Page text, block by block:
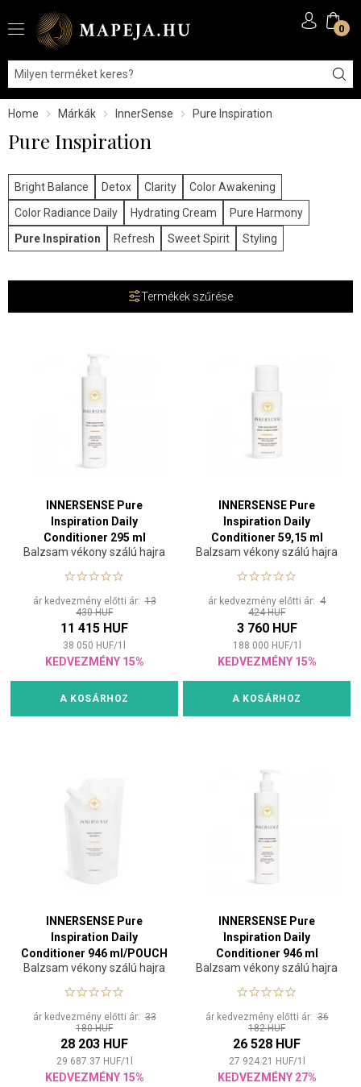
0
Home Márkák InnerSense Pure Inspiration
Pure Inspiration
Bright Balance Detox Clarity
Color Awakening
Color Radiance Daily
Hydrating Cream
Pure Harmony
Pure Inspiration
Refresh Sweet Spirit Styling
Termékek szűrése
INNERSENSE Pure
Inspiration Daily
Conditioner 295 ml
Balzsam vékony szálú hajra
ár kedvezmény előtti ár:13
430 HUF
11 415 HUF
38 050 HUF/1
KEDVEZMÉNY 15%
A KOSÁRHOZ
INNERSENSE Pure
Inspiration Daily
Conditioner 59,15 ml
Balzsam vékony szálú hajra
ár kedvezmény előtti ár: 4
424 HUF
3 760 HUF
188 000 HUF/1
KEDVEZMÉNY 15%
A KOSÁRHOZ
INNERSENSE Pure
Inspiration Daily
Conditioner 946 ml/POUCH
Balzsam vékony szálú hajra
ár kedvezmény előtti ár:33
180 HUF
28 203 HUF
29 687.37 HUF/1
KEDVEZMÉNY 15%
INNERSENSE Pure
Inspiration Daily
Conditioner 946 ml
Balzsam vékony szálú hajra
ár kedvezmény előtti ár:36
182 HUF
26 528 HUF
27 924.21 HUF/1
KEDVEZMÉNY 27%